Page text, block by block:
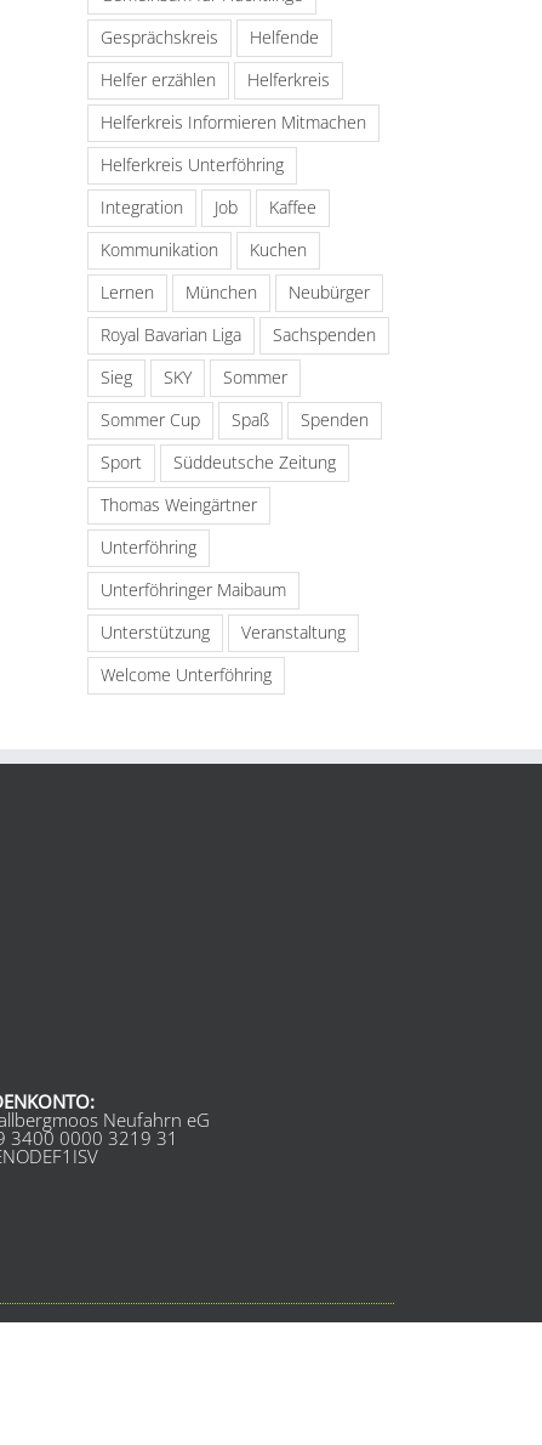
Wir
sind
mit Auftritt in
Garching
Gesprächskreis
Helfende
Helfer erzählen
Helferkreis
Helferkreis Informieren Mitmachen
Helferkreis Unterföhring
Integration
Job
Kaffee
Kommunikation
Kuchen
Lernen
München
Neubürger
Royal Bavarian Liga
Sachspenden
Sieg
SKY
Sommer
Sommer Cup
Spaß
Spenden
Sport
Süddeutsche Zeitung
Thomas Weingärtner
Unterföhring
Unterföhringer Maibaum
Unterstützung
Veranstaltung
Welcome Unterföhring
Neufahrn eG
3400 0000 3219 31